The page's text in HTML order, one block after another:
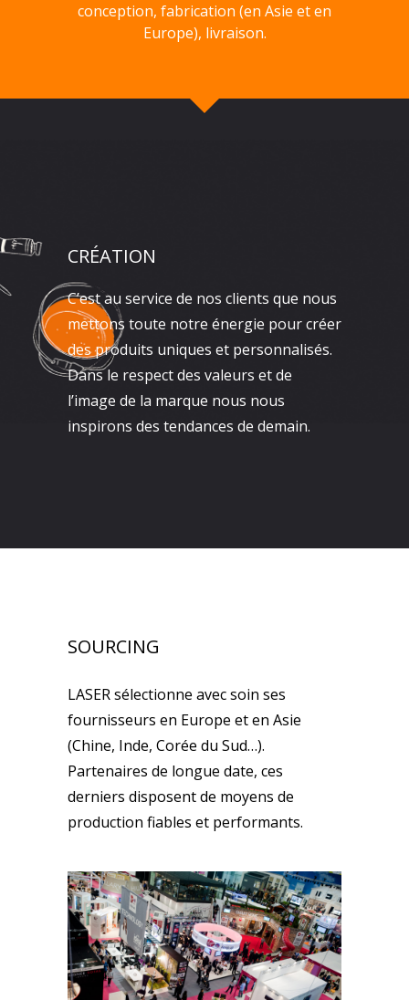
conception, fabrication (en Asie et en
Europe), livraison.
CRÉATION
C’est au service de nos clients que nous
mettons toute notre énergie pour créer
des produits uniques et personnalisés.
Dans le respect des valeurs et de
l’image de la marque nous nous
inspirons des tendances de demain.
SOURCING
LASER sélectionne avec soin ses
fournisseurs en Europe et en Asie
(Chine, Inde, Corée du Sud…).
Partenaires de longue date, ces
derniers disposent de moyens de
production fiables et performants.